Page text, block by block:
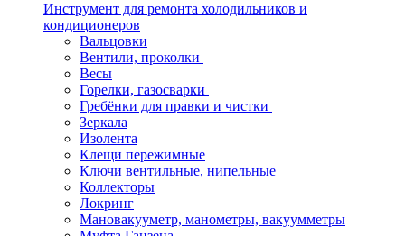
Инструмент для ремонта холодильников и
кондиционеров
Вальцовки
Вентили, проколки
Весы
Горелки, газосварки
Гребёнки для правки и чистки
Зеркала
Изолента
Клещи пережимные
Ключи вентильные, нипельные
Коллекторы
Локринг
Мановакууметр, манометры, вакуумметры